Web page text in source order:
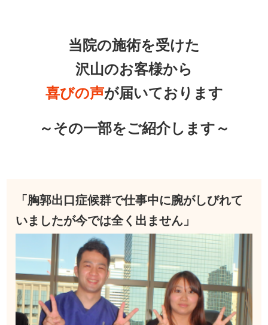
当院の施術を受けた
沢山のお客様から
喜びの声が届いております
～その一部をご紹介します～
「胸郭出口症候群で仕事中に腕がしびれて
いましたが今では全く出ません」